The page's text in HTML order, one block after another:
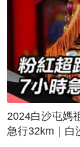
2024白沙屯媽
急行32km｜白